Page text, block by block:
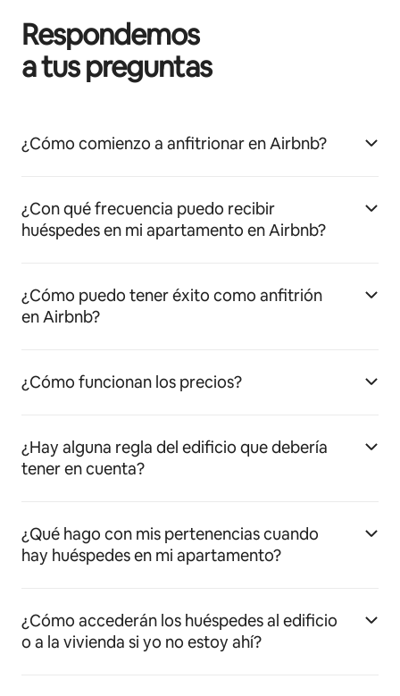
Respondemos
a tus preguntas
¿Cómo comienzo a anfitrionar en Airbnb?
¿Con qué frecuencia puedo recibir
huéspedes en mi apartamento en Airbnb?
¿Cómo puedo tener éxito como anfitrión
en Airbnb?
¿Cómo funcionan los precios?
¿Hay alguna regla del edificio que debería
tener en cuenta?
¿Qué hago con mis pertenencias cuando
hay huéspedes en mi apartamento?
¿Cómo accederán los huéspedes al edificio
o a la vivienda si yo no estoy ahí?